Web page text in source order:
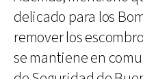
delicado para los
remover los
se mantiene en